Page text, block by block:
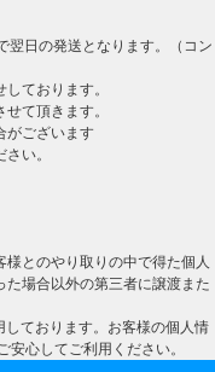
翌日の発送となります。（コン
ております。
て頂きます。
がございます
い。
とのやり取りの中で得た個人
場合以外の第三者に譲渡また
ております。お客様の個人情
心してご利用ください。